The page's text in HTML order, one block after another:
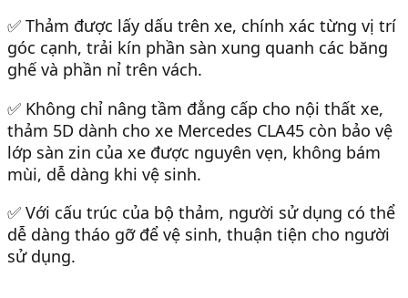
✅ Thảm được lấy dấu trên xe, chính xác từng vị trí
góc cạnh, trải kín phần sàn xung quanh các băng
ghế và phần nỉ trên vách.
✅ Không chỉ nâng tầm đẳng cấp cho nội thất xe,
thảm 5D dành cho xe Mercedes CLA45 còn bảo vệ
lớp sàn zin của xe được nguyên vẹn, không bám
mùi, dễ dàng khi vệ sinh.
✅ Với cấu trúc của bộ thảm, người sử dụng có thể
dễ dàng tháo gỡ để vệ sinh, thuận tiện cho người
sử dụng.